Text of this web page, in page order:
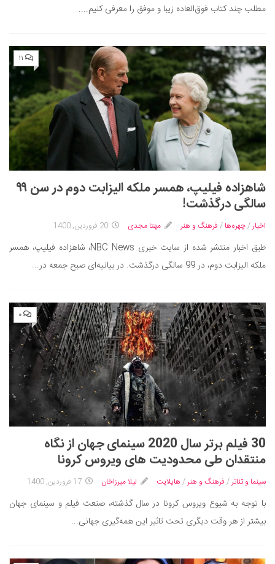
مطلب چند کتاب فوق‌العاده زیبا و موفق را معرفی کنیم....
۱۱
شاهزاده فیلیپ، همسر ملکه الیزابت دوم در سن ۹۹
سالگی درگذشت!
اخبار/چهره‌ها / فرهنگ و هنر مهتا مجدی 20 فروردین, 1400
طبق اخبار منتشر شده از سایت خبری NBC News، شاهزاده فیلیپ، همسر
ملکه الیزابت دوم، در 99 سالگی درگذشت. در بیانیه‌ای صبح جمعه در...
۰
30 فیلم برتر سال 2020 سینمای جهان از نگاه
منتقدان طی محدودیت های ویروس کرونا
سینما و تئاتر/ فرهنگ و هنر/ هایلایت لیلا میرزاخان 17 فروردین, 1400
با توجه به شیوع ویروس کرونا در سال گذشته، صنعت فیلم و سینمای جهان
بیشتر از هر وقت دیگری تحت تاثیر این همه‌گیری جهانی...